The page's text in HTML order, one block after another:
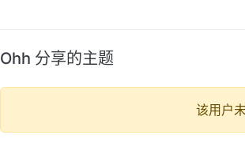
Ohh 分享的主题
该用户